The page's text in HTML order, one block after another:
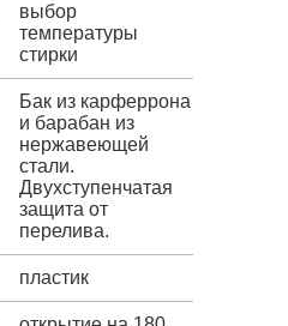
выбор
температуры
стирки
Бак из карферрона
и барабан из
нержавеющей
стали.
Двухступенчатая
защита от
перелива.
пластик